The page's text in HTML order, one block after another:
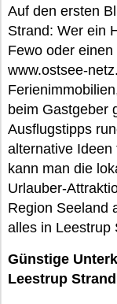
Auf den ersten
Strand: Wer ein
Fewo oder
www.ostsee-
beim Gastgeber
Ausflugstipps
alternative
kann man die
Urlauber-
Region Seeland
alles in Leestrup
Günstige
Leestrup